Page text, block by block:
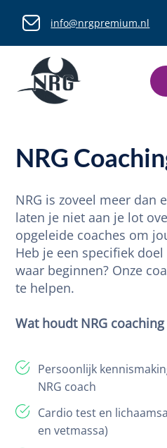
info@nrgpremium.nl
NRG
NRG is zoveel meer dan
laten je niet aan je lot
opgeleide coaches om
Heb je een specifiek
waar beginnen? Onze
te helpen.
Wat houdt NRG
Persoonlijk
NRG coach
Cardio test en
en vetmassa)